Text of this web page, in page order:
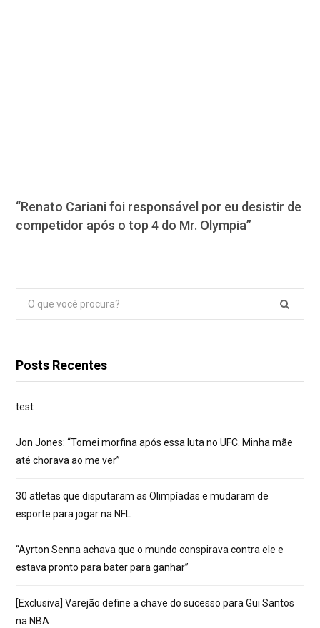
“Renato Cariani foi responsável por eu desistir de
competidor após o top 4 do Mr. Olympia”
Pesquisar
por:
Posts Recentes
test
Jon Jones: “Tomei morfina após essa luta no UFC. Minha mãe
até chorava ao me ver”
30 atletas que disputaram as Olimpíadas e mudaram de
esporte para jogar na NFL
“Ayrton Senna achava que o mundo conspirava contra ele e
estava pronto para bater para ganhar”
[Exclusiva] Varejão define a chave do sucesso para Gui Santos
na NBA